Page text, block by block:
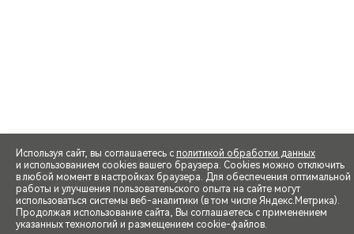
Используя сайт, вы соглашаетесь с политикой обработки данных
и использованием cookies вашего браузера. Cookies можно отключить
в любой момент в настройках браузера. Для обеспечения оптимальной
работы и улучшения пользовательского опыта на сайте могут
использоваться системы веб-аналитики (в том числе Яндекс.Метрика).
Продолжая использование сайта, Вы соглашаетесь с применением
указанных технологий и размещением cookie-файлов.